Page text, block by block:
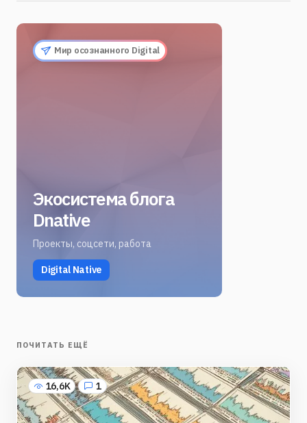
Мир осознанного Digital
Экосистема блога
Dnative
Проекты, соцсети, работа
Digital Native
ПОЧИТАТЬ ЕЩЁ
16,6K 1